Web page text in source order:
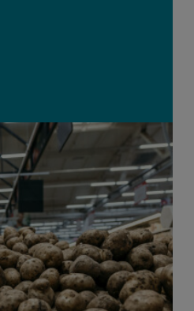
aardappelen op
nergens meer kwijt
om via een
op hun akkers uit te